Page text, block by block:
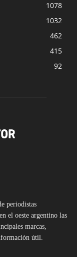
1078
1032
462
415
92
periodistas
el oeste argentino las
marcas,
útil.